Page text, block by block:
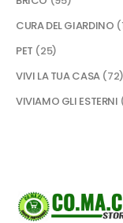
CURA DEL GIARDINO
PET (25)
VIVI LA TUA CASA (72)
VIVIAMO GLI ESTERNI